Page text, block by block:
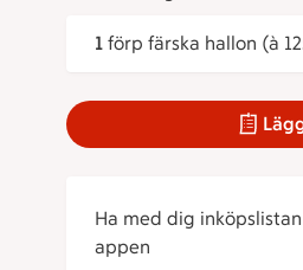
1 förp färska hallon (à
Ha med dig
appen